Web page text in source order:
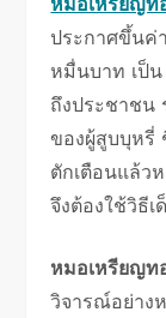
ประกาศขึ้นค่
หมื่นบาท เป็
ถึงประชาชน
ของผู้สูบบุหรี่
ตักเตือนแล้ว
จึงต้องใช้วิธีเ
หมอเหรียญท
วิจารณ์อย่าง